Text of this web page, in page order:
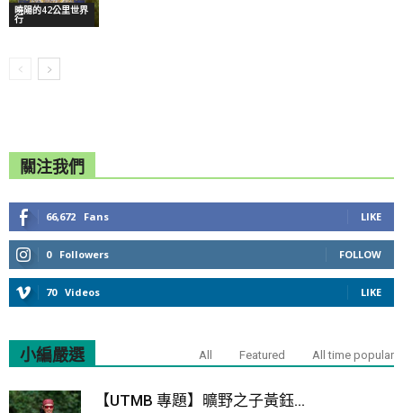
曉陽的42公里世界
行
關注我們
66,672 Fans LIKE
0 Followers FOLLOW
70 Videos LIKE
小編嚴選 All Featured All time popular
【UTMB 專題】曠野之子黃鈺...